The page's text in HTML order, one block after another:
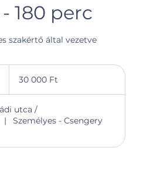
180 perc
szakértő által vezetve
forint30 000 Ft
utca /
|
Személyes - Csengery